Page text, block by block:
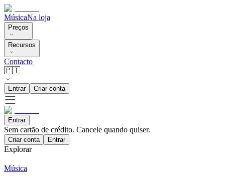
MúsicaNa loja
Preços
Recursos
Contacto
🇵🇹
Entrar Criar conta
Entrar
Sem cartão de crédito. Cancele quando quiser.
Criar conta Entrar
Explorar
Música